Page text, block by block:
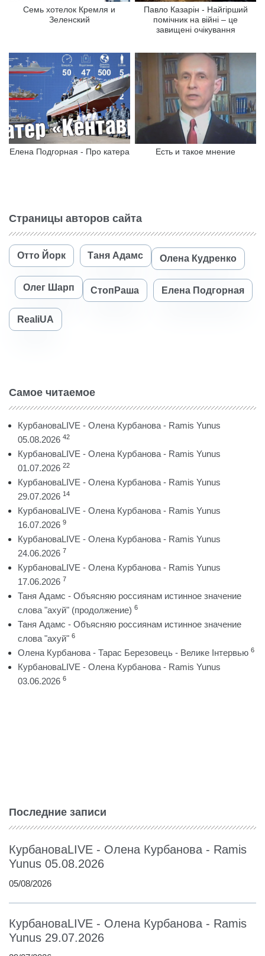
Семь хотелок Кремля и
Зеленский
Павло Казарін - Найгірший
помічник на війні – це
завищені очікування
Елена Подгорная - Про катера Есть и такое мнение
Страницы авторов сайта
Отто Йорк Таня Адамс Олена Кудренко
Олег Шарп СтопРаша Елена Подгорная
RealiUA
Самое читаемое
КурбановаLIVE - Олена Курбанова - Ramis Yunus
05.08.2026 42
КурбановаLIVE - Олена Курбанова - Ramis Yunus
01.07.2026 22
КурбановаLIVE - Олена Курбанова - Ramis Yunus
29.07.2026 14
КурбановаLIVE - Олена Курбанова - Ramis Yunus
16.07.2026 9
КурбановаLIVE - Олена Курбанова - Ramis Yunus
24.06.2026 7
КурбановаLIVE - Олена Курбанова - Ramis Yunus
17.06.2026 7
Таня Адамс - Объясняю россиянам истинное значение
слова "ахуй" (продолжение) 6
Таня Адамс - Объясняю россиянам истинное значение
слова "ахуй" 6
Олена Курбанова - Тарас Березовець - Велике Інтервью 6
КурбановаLIVE - Олена Курбанова - Ramis Yunus
03.06.2026 6
Последние записи
КурбановаLIVE - Олена Курбанова - Ramis
Yunus 05.08.2026
05/08/2026
КурбановаLIVE - Олена Курбанова - Ramis
Yunus 29.07.2026